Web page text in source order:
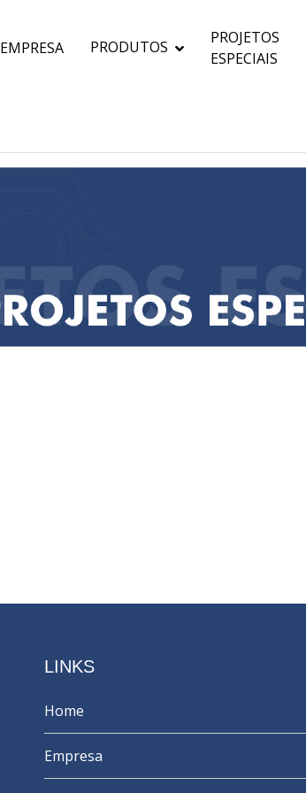
EMPRESA PRODUTOS
PROJETOS
ESPECIAIS
LINKS
Home
Empresa